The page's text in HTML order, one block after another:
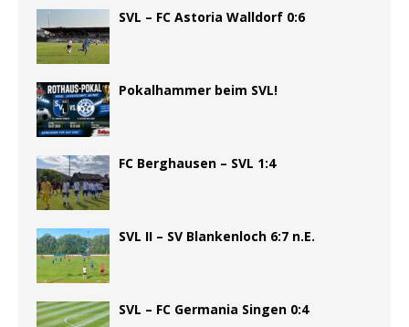
SVL – FC Astoria Walldorf 0:6
Pokalhammer beim SVL!
FC Berghausen – SVL 1:4
SVL II – SV Blankenloch 6:7 n.E.
SVL – FC Germania Singen 0:4